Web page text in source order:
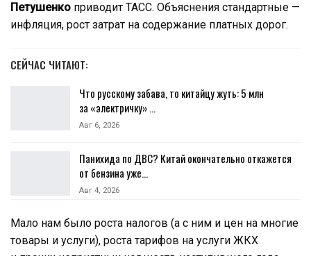
Петушенко приводит ТАСС. Объяснения стандартные —
инфляция, рост затрат на содержание платных дорог.
СЕЙЧАС ЧИТАЮТ:
Что русскому забава, то китайцу жуть: 5 млн
за «электричку» …
Авг 6, 2026
Панихида по ДВС? Китай окончательно откажется
от бензина уже…
Авг 4, 2026
Мало нам было роста налогов (а с ним и цен на многие
товары и услуги), роста тарифов на услуги ЖКХ